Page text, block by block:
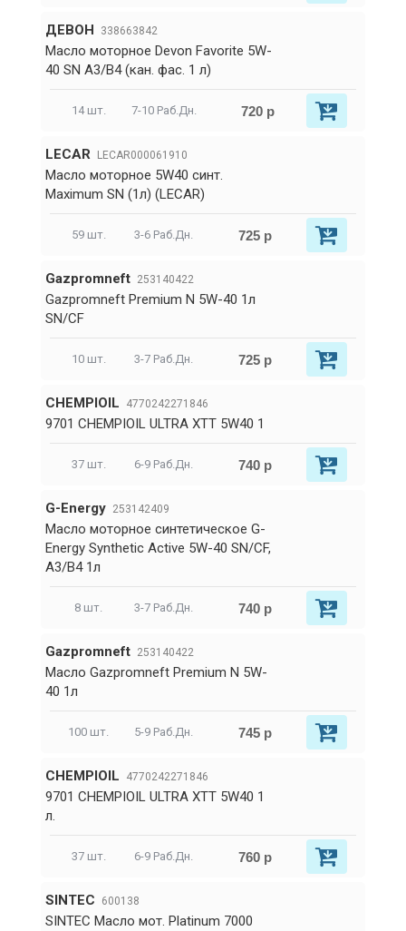
ДЕВОН 338663842
Масло моторное Devon Favorite 5W-
40 SN A3/B4 (кан. фас. 1 л)
14 шт. 7-10 Раб.Дн. 720 р
LECAR LECAR000061910
Масло моторное 5W40 синт.
Maximum SN (1л) (LECAR)
59 шт. 3-6 Раб.Дн. 725 р
Gazpromneft 253140422
Gazpromneft Premium N 5W-40 1л
SN/CF
10 шт. 3-7 Раб.Дн. 725 р
CHEMPIOIL 4770242271846
9701 CHEMPIOIL ULTRA XTT 5W40 1
37 шт. 6-9 Раб.Дн. 740 р
G-Energy 253142409
Масло моторное синтетическое G-
Energy Synthetic Active 5W-40 SN/CF,
A3/B4 1л
8 шт. 3-7 Раб.Дн. 740 р
Gazpromneft 253140422
Масло Gazpromneft Premium N 5W-
40 1л
100 шт. 5-9 Раб.Дн. 745 р
CHEMPIOIL 4770242271846
9701 CHEMPIOIL ULTRA XTT 5W40 1
л.
37 шт. 6-9 Раб.Дн. 760 р
SINTEC 600138
SINTEC Масло мот. Platinum 7000